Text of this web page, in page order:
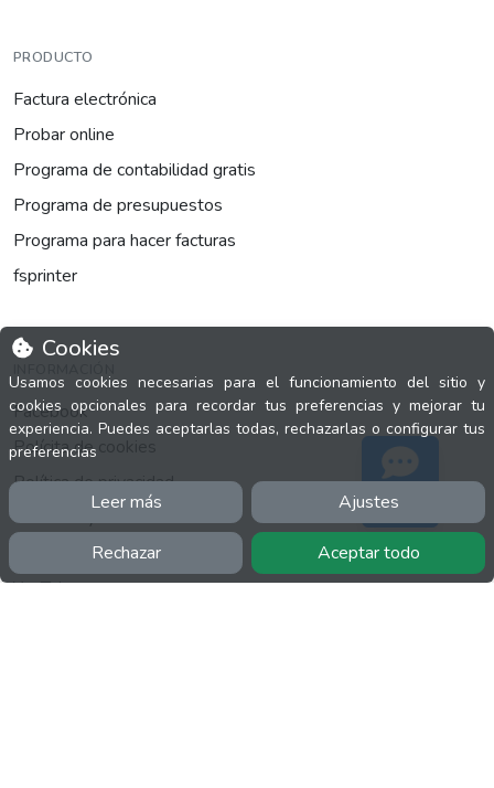
Cookies
Usamos cookies necesarias para el funcionamiento del sitio y
cookies opcionales para recordar tus preferencias y mejorar tu
experiencia. Puedes aceptarlas todas, rechazarlas o configurar tus
preferencias
Leer más Ajustes
Rechazar Aceptar todo
PRODUCTO
Factura electrónica
Probar online
Programa de contabilidad gratis
Programa de presupuestos
Programa para hacer facturas
fsprinter
Facebook
Polícita de cookies
Política de privacidad
Términos y condiciones
YouTube
Soporte